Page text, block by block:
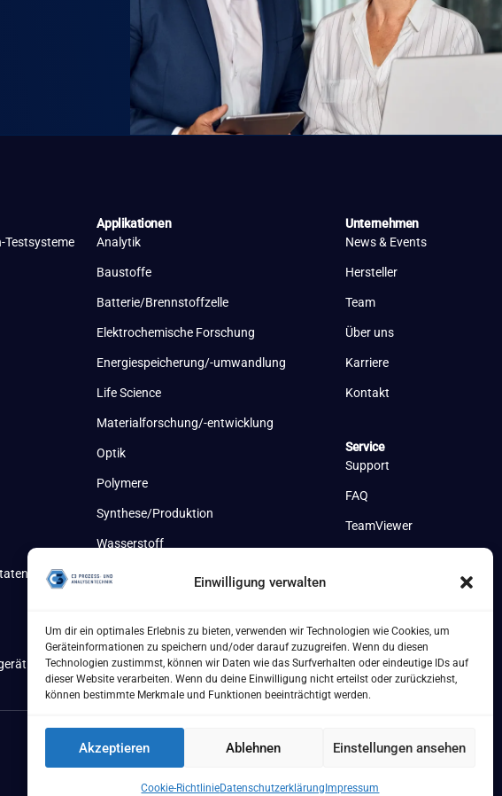
Einwilligung verwalten
Um dir ein optimales Erlebnis zu bieten, verwenden wir Technologien wie Cookies, um
Geräteinformationen zu speichern und/oder darauf zuzugreifen. Wenn du diesen
Technologien zustimmst, können wir Daten wie das Surfverhalten oder eindeutige IDs auf
dieser Website verarbeiten. Wenn du deine Einwilligung nicht erteilst oder zurückziehst,
können bestimmte Merkmale und Funktionen beeinträchtigt werden.
Akzeptieren Ablehnen Einstellungen ansehen
Cookie-RichtlinieDatenschutzerklärung Impressum
Testsysteme
Applikationen
Analytik
Baustoffe
Batterie/Brennstoffzelle
Elektrochemische Forschung
Energiespeicherung/-umwandlung
Life Science
Materialforschung/-entwicklung
Optik
Polymere
Synthese/Produktion
Wasserstoff
Unternehmen
News & Events
Hersteller
Team
Über uns
Karriere
Kontakt
Service
Support
FAQ
TeamViewer